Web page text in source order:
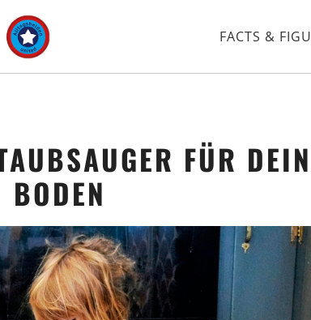
FACTS &
FÜR
BODEN
Tag 5